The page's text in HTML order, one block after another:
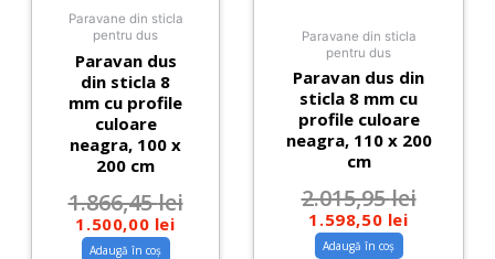
Paravane din sticla
pentru dus
Paravan dus
din sticla 8
mm cu profile
culoare
neagra, 100 x
200 cm
1.866,45lei
1.500,00 lei
Adaugă în coș
Paravane din sticla
pentru dus
Paravan dus din
sticla 8 mm cu
profile culoare
neagra, 110 x 200
cm
2.015,95lei
1.598,50 lei
Adaugă în coș